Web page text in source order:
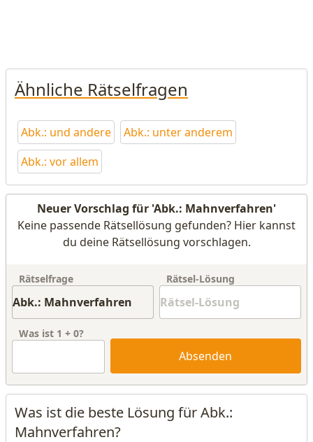
Ähnliche Rätselfragen
Abk.: und andere
Abk.: unter anderem
Abk.: vor allem
Neuer Vorschlag für 'Abk.: Mahnverfahren'
Keine passende Rätsellösung gefunden? Hier kannst
du deine Rätsellösung vorschlagen.
Rätselfrage Rätsel-Lösung
Was ist 1 + 0?
Absenden
Was ist die beste Lösung für Abk.:
Mahnverfahren?